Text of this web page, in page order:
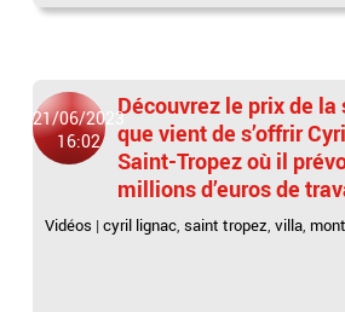
21/06/2023
16:02
Découvrez le prix de
que vient de s’offrir
Saint-Tropez où il
millions d’euros de
Vidéos |cyril lignac,saint tropez,villa,